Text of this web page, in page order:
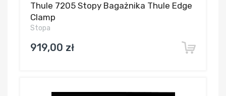
Thule 7205 Stopy Bagażnika Thule Edge
Clamp
Stopa
919,00 zł